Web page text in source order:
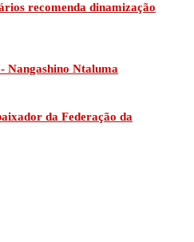
recomenda dinamização
Nangashino Ntaluma
da Federação da